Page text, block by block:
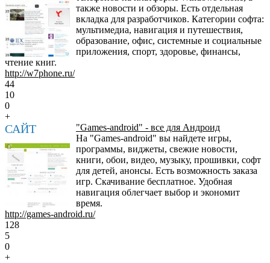
также новости и обзоры. Есть отдельная
вкладка для разработчиков. Категории софта:
мультимедиа, навигация и путешествия,
образование, офис, системные и социальные
приложения, спорт, здоровье, финансы,
чтение книг.
http://w7phone.ru/
44
10
0
+
САЙТ
"Games-android" - все для Андроид
На "Games-android" вы найдете игры,
программы, виджеты, свежие новости,
книги, обои, видео, музыку, прошивки, софт
для детей, анонсы. Есть возможность заказа
игр. Скачивание бесплатное. Удобная
навигация облегчает выбор и экономит
время.
http://games-android.ru/
128
5
0
+